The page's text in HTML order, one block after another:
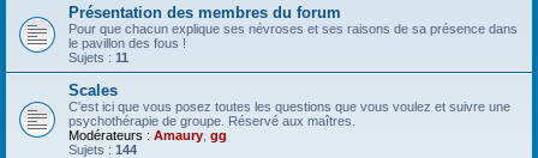
r
Présentation des membres du forum
Pour que chacun explique ses névroses et ses raisons de sa présence dans
le pavillon des fous !
Sujets : 11
Scales
C'est ici que vous posez toutes les questions que vous voulez et suivre une
psychothérapie de groupe. Réservé aux maîtres.
Modérateurs : Amaury gg
Sujets : 144